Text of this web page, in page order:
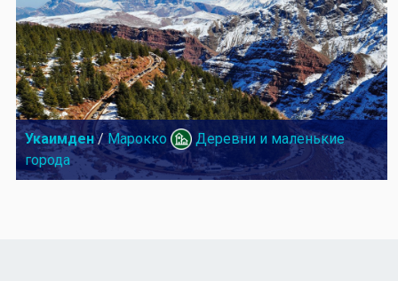
Укаимден/ Марокко
Деревни и маленькие
города